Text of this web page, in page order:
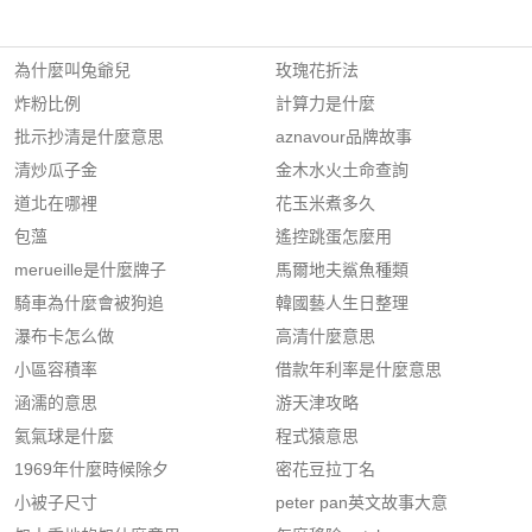
為什麼叫兔爺兒
炸粉比例
批示抄清是什麼意思
清炒瓜子金
道北在哪裡
包薀
merueille是什麼牌子
騎車為什麼會被狗追
瀑布卡怎么做
小區容積率
涵濡的意思
氦氣球是什麼
1969年什麼時候除夕
小被子尺寸
玫瑰花折法
計算力是什麼
aznavour品牌故事
金木水火土命查詢
花玉米煮多久
遙控跳蛋怎麼用
馬爾地夫鯊魚種類
韓國藝人生日整理
高清什麼意思
借款年利率是什麼意思
游天津攻略
程式猿意思
密花豆拉丁名
peter pan英文故事大意